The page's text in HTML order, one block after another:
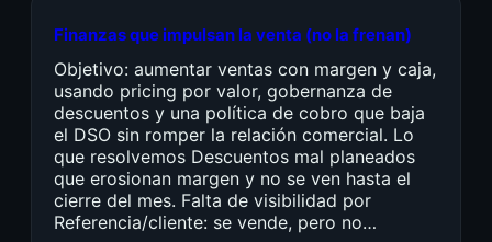
Finanzas que impulsan la venta (no la frenan)
Objetivo: aumentar ventas con margen y caja,
usando pricing por valor, gobernanza de
descuentos y una política de cobro que baja
el DSO sin romper la relación comercial. Lo
que resolvemos Descuentos mal planeados
que erosionan margen y no se ven hasta el
cierre del mes. Falta de visibilidad por
Referencia/cliente: se vende, pero no…